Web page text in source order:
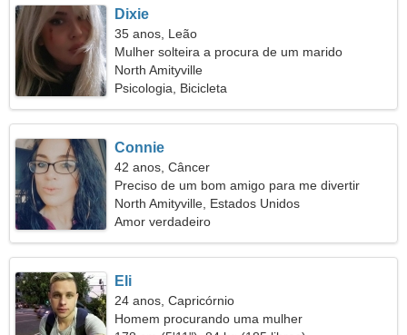
Dixie
35 anos, Leão
Mulher solteira a procura de um marido
North Amityville
Psicologia, Bicicleta
Connie
42 anos, Câncer
Preciso de um bom amigo para me divertir
North Amityville, Estados Unidos
Amor verdadeiro
Eli
24 anos, Capricórnio
Homem procurando uma mulher